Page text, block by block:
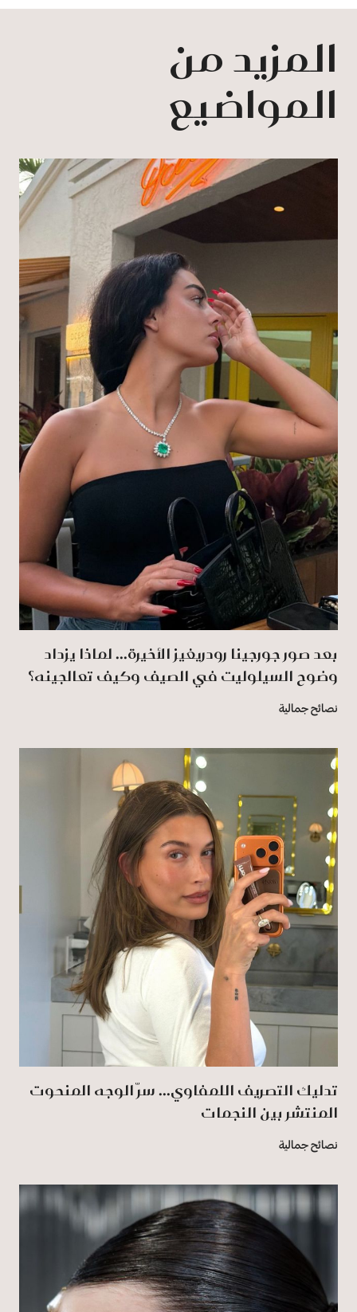
المزيد من
المواضيع
بعد صور جورجينا رودريغيز الأخيرة... لماذا يزداد
وضوح السيلوليت في الصيف وكيف تعالجينه؟
نصائح جمالية
تدليك التصريف اللمفاوي... سرّ الوجه المنحوت
المنتشر بين النجمات
نصائح جمالية